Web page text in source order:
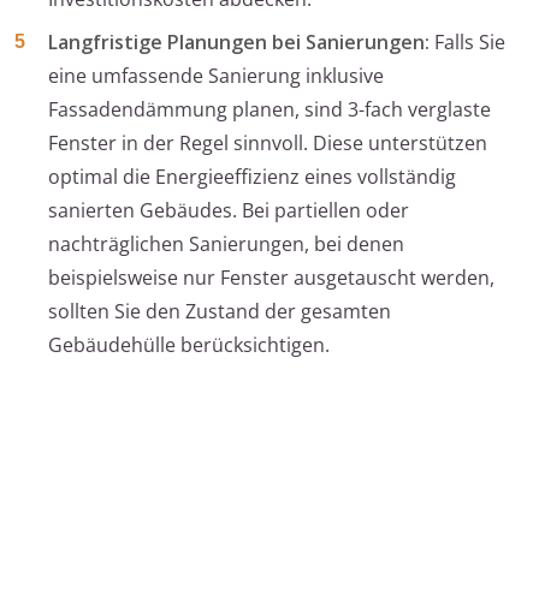
Langfristige Planungen bei Sanierungen: Falls Sie
eine umfassende Sanierung inklusive
Fassadendämmung planen, sind 3-fach verglaste
Fenster in der Regel sinnvoll. Diese unterstützen
optimal die Energieeffizienz eines vollständig
sanierten Gebäudes. Bei partiellen oder
nachträglichen Sanierungen, bei denen
beispielsweise nur Fenster ausgetauscht werden,
sollten Sie den Zustand der gesamten
Gebäudehülle berücksichtigen.